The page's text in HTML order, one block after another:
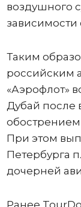
воздушного
зависимости
Таким
российским
«Аэрофлот»
Дубай после
При этом
Петербурга
дочерней